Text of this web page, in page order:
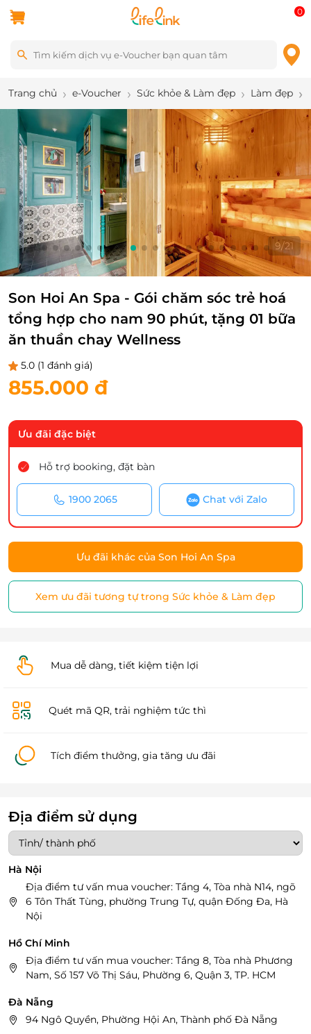
0
Trang chủ e-Voucher Sức khỏe & Làm đẹp Làm đẹp
9/21
Son Hoi An Spa - Gói chăm sóc trẻ hoá
tổng hợp cho nam 90 phút, tặng 01 bữa
ăn thuần chay Wellness
5.0 (1 đánh giá)
855.000 đ
Ưu đãi đặc biệt
Hỗ trợ booking, đặt bàn
1900 2065 Chat với Zalo
Ưu đãi khác của Son Hoi An Spa
Xem ưu đãi tương tự trong Sức khỏe & Làm đẹp
Mua dễ dàng, tiết kiệm tiện lợi
Quét mã QR, trải nghiệm tức thì
Tích điểm thưởng, gia tăng ưu đãi
Địa điểm sử dụng
Hà Nội
Địa điểm tư vấn mua voucher: Tầng 4, Tòa nhà N14, ngõ
6 Tôn Thất Tùng, phường Trung Tự, quận Đống Đa, Hà
Nội
Hồ Chí Minh
Địa điểm tư vấn mua voucher: Tầng 8, Tòa nhà Phương
Nam, Số 157 Võ Thị Sáu, Phường 6, Quận 3, TP. HCM
Đà Nẵng
94 Ngô Quyền, Phường Hội An, Thành phố Đà Nẵng